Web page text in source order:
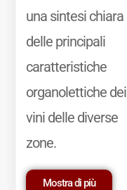
una sintesi chiara
delle principali
caratteristiche
organolettiche dei
vini delle diverse
zone.
Mostra di più